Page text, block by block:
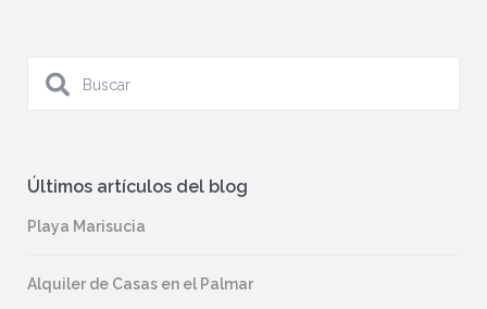
Últimos artículos del blog
Playa Marisucia
Alquiler de Casas en el Palmar